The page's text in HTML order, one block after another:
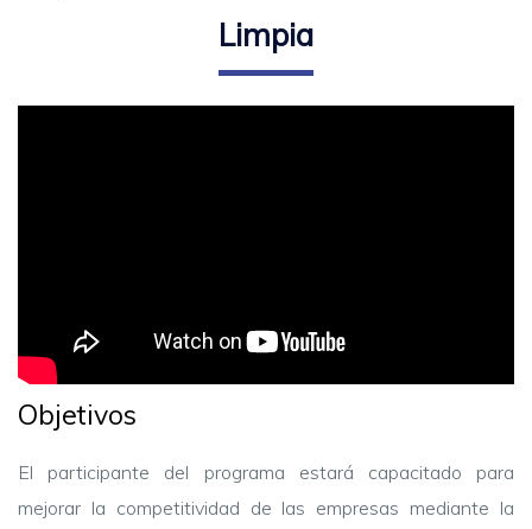
Limpia
Objetivos
El participante del programa estará capacitado para
mejorar la competitividad de las empresas mediante la